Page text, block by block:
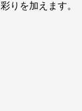
彩りを加えます。